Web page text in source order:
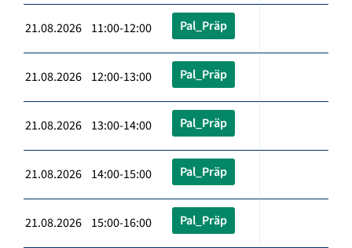
21.08.2026 11:00-12:00 Pal_Präp
21.08.2026 12:00-13:00 Pal_Präp
21.08.2026 13:00-14:00 Pal_Präp
21.08.2026 14:00-15:00 Pal_Präp
21.08.2026 15:00-16:00 Pal_Präp